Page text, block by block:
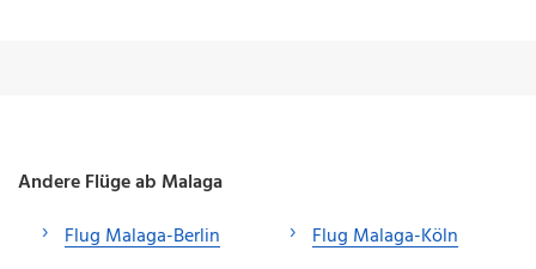
Andere Flüge ab Malaga
Flug Malaga-Berlin
Flug Malaga-Köln